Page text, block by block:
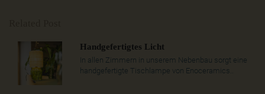
Handgefertigtes Licht
In allen Zimmern in unserem Nebenbau sorgt eine
handgefertigte Tischlampe von Enoceramics..